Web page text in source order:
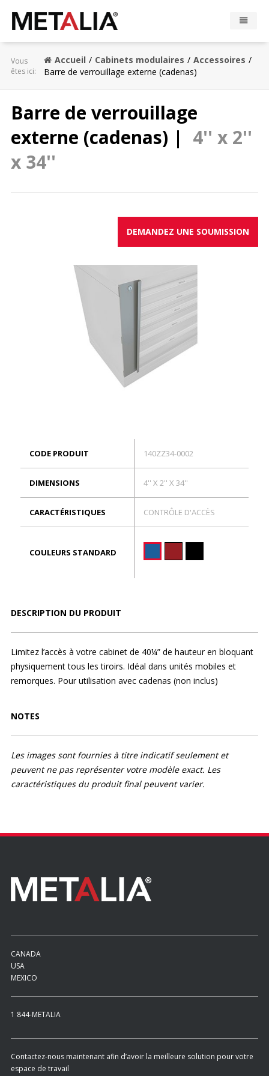
Produits
Réalisations
Vous
êtes ici:
Accueil Cabinets modulaires
Accessoires
Barre de verrouillage externe (cadenas)
Barre de verrouillage
externe (cadenas) | 4'' x 2''
x 34''
DEMANDEZ UNE SOUMISSION
CODE PRODUIT 140ZZ34-0002
DIMENSIONS 4'' X 2'' X 34''
CARACTÉRISTIQUES CONTRÔLE D'ACCÈS
COULEURS STANDARD
DESCRIPTION DU PRODUIT
Limitez l’accès à votre cabinet de 40¼” de hauteur en bloquant
physiquement tous les tiroirs. Idéal dans unités mobiles et
remorques. Pour utilisation avec cadenas (non inclus)
NOTES
Les images sont fournies à titre indicatif seulement et
peuvent ne pas représenter votre modèle exact. Les
caractéristiques du produit final peuvent varier.
CANADA
USA
MEXICO
1 844-METALIA
Contactez-nous maintenant afin d’avoir la meilleure solution pour votre
espace de travail